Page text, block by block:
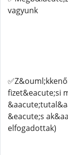
vagyunk
fizet&eacute;si
&eacute;s
elfogadottak)